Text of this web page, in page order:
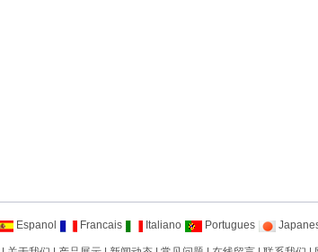
Espanol Francais Italiano Portugues